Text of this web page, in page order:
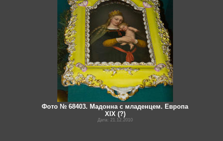
Фото № 68403. Мадонна с младенцем. Европа
XIX (?)
Дата: 21.12.2010